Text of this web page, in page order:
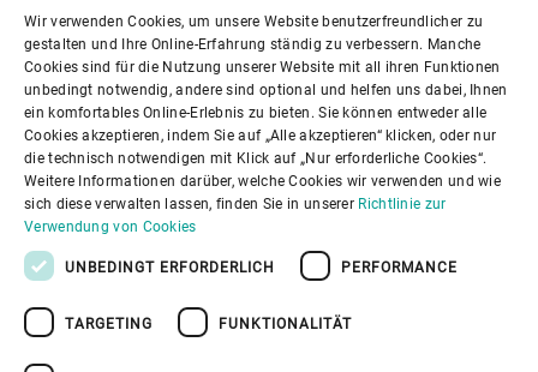
Corporate Governance
Über Bühler
Nützliche Links
ENGLISH
SPANISH
GERMAN
FRENCH
PORTUGUESE
Wir verwenden Cookies, um unsere Website benutzerfreundlicher zu
gestalten und Ihre Online-Erfahrung ständig zu verbessern. Manche
Cookies sind für die Nutzung unserer Website mit all ihren Funktionen
unbedingt notwendig, andere sind optional und helfen uns dabei, Ihnen
ein komfortables Online-Erlebnis zu bieten. Sie können entweder alle
Cookies akzeptieren, indem Sie auf „Alle akzeptieren“ klicken, oder nur
die technisch notwendigen mit Klick auf „Nur erforderliche Cookies“.
Weitere Informationen darüber, welche Cookies wir verwenden und wie
sich diese verwalten lassen, finden Sie in unserer Richtlinie zur
Verwendung von Cookies
UNBEDINGT ERFORDERLICH PERFORMANCE
TARGETING FUNKTIONALITÄT